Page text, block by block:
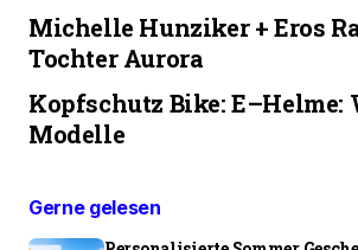
Michelle Hunziker + Eros
Tochter Aurora
Kopfschutz Bike: E–Helme:
Modelle
Gerne gelesen